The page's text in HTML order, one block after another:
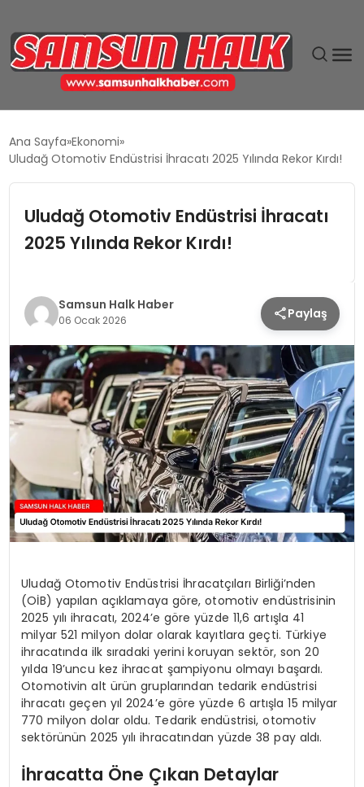
EKONOMI
MAGAZIN
SIYASET
SPOR
TEKNOLOJI
YAŞAM
Ana Sayfa Ekonomi
Uludağ Otomotiv Endüstrisi İhracatı 2025 Yılında Rekor Kırdı!
Uludağ Otomotiv Endüstrisi İhracatı
2025 Yılında Rekor Kırdı!
Samsun Halk Haber
06 Ocak 2026 Paylaş
Uludağ Otomotiv Endüstrisi İhracatçıları Birliği’nden
(OİB) yapılan açıklamaya göre, otomotiv endüstrisinin
2025 yılı ihracatı, 2024’e göre yüzde 11,6 artışla 41
milyar 521 milyon dolar olarak kayıtlara geçti. Türkiye
ihracatında ilk sıradaki yerini koruyan sektör, son 20
yılda 19’uncu kez ihracat şampiyonu olmayı başardı.
Otomotivin alt ürün gruplarından tedarik endüstrisi
ihracatı geçen yıl 2024’e göre yüzde 6 artışla 15 milyar
770 milyon dolar oldu. Tedarik endüstrisi, otomotiv
sektörünün 2025 yılı ihracatından yüzde 38 pay aldı.
İhracatta Öne Çıkan Detaylar